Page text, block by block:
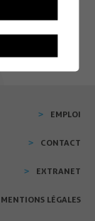
EMPLOI
CONTACT
EXTRANET
MENTIONS LÉGALES